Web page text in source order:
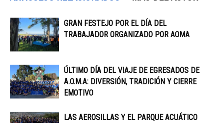
GRAN FESTEJO POR EL DÍA DEL
TRABAJADOR ORGANIZADO POR AOMA
ÚLTIMO DÍA DEL VIAJE DE EGRESADOS DE
A.O.M.A: DIVERSIÓN, TRADICIÓN Y CIERRE
EMOTIVO
LAS AEROSILLAS Y EL PARQUE ACUÁTICO